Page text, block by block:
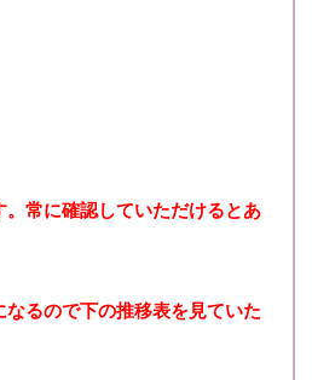
常に確認していただけるとあ
るので下の推移表を見ていた